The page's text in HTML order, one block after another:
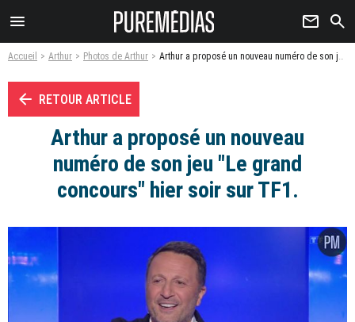
menu newsletter search
Accueil Arthur Photos de Arthur Arthur a proposé un nouveau numéro de son jeu "Le grand concours" hier soir sur TF1. - Photo
arrow_left RETOUR ARTICLE
Arthur a proposé un nouveau
numéro de son jeu "Le grand
concours" hier soir sur TF1.